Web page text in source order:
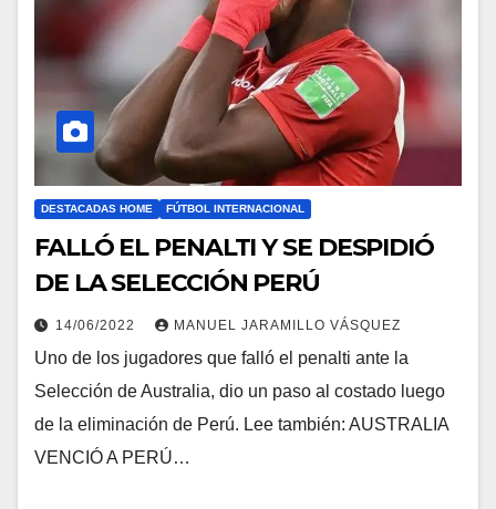
DESTACADAS HOME FÚTBOL INTERNACIONAL
FALLÓ EL PENALTI Y SE DESPIDIÓ
DE LA SELECCIÓN PERÚ
14/06/2022 MANUEL JARAMILLO VÁSQUEZ
Uno de los jugadores que falló el penalti ante la
Selección de Australia, dio un paso al costado luego
de la eliminación de Perú. Lee también: AUSTRALIA
VENCIÓ A PERÚ…